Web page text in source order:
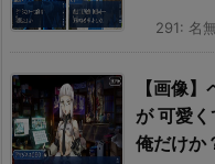
291: 名
【画像
が 可愛
俺だけ